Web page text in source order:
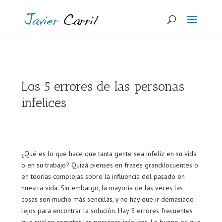
Los 5 errores de las personas
infelices
¿Qué es lo que hace que tanta gente sea infeliz en su vida
o en su trabajo? Quizá pienses en frases grandilocuentes o
en teorías complejas sobre la influencia del pasado en
nuestra vida. Sin embargo, la mayoría de las veces las
cosas son mucho más sencillas, y no hay que ir demasiado
lejos para encontrar la solución. Hay 5 errores frecuentes